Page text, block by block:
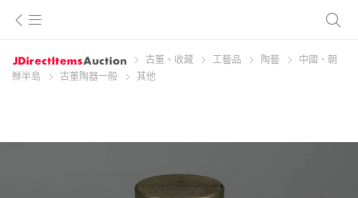
古董、收藏 工藝品 陶藝
中國、朝
鮮半島
古董陶器一般 其他